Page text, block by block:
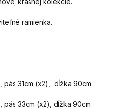
krásnej kolekcie.
ramienka.
pás 31cm (x2), dĺžka 90cm
pás 33cm (x2), dĺžka 90cm